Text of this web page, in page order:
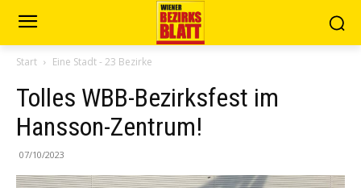
Start Eine Stadt - 23 Bezirke
Tolles WBB-Bezirksfest im
Hansson-Zentrum!
07/10/2023